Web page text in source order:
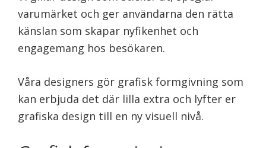
varumärket och ger användarna den rätta
känslan som skapar nyfikenhet och
engagemang hos besökaren.
Våra designers gör grafisk formgivning som
kan erbjuda det där lilla extra och lyfter er
grafiska design till en ny visuell nivå.